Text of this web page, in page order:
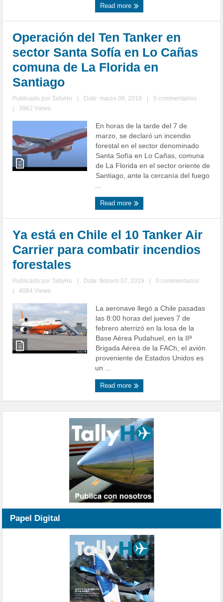
Read more
Operación del Ten Tanker en
sector Santa Sofía en Lo Cañas
comuna de La Florida en
Santiago
Publicado porTallyHo Date: marzo 08, 2019
0 commentarios
3962 Views
En horas de la tarde del 7 de
marzo, se declaró un incendio
forestal en el sector denominado
Santa Sofía en Lo Cañas, comuna
de La Florida en el sector oriente de
Santiago, ante la cercanía del fuego
...
Read more
Ya está en Chile el 10 Tanker Air
Carrier para combatir incendios
forestales
Publicado porTallyHo Date: febrero 07, 2019
0 commentarios
4084 Views
La aeronave llegó a Chile pasadas
las 8:00 horas del jueves 7 de
febrero aterrizó en la losa de la
Base Aérea Pudahuel, en la IIª
Brigada Aérea de la FACh, el avión
proveniente de Estados Unidos es
un ...
Read more
Papel Digital